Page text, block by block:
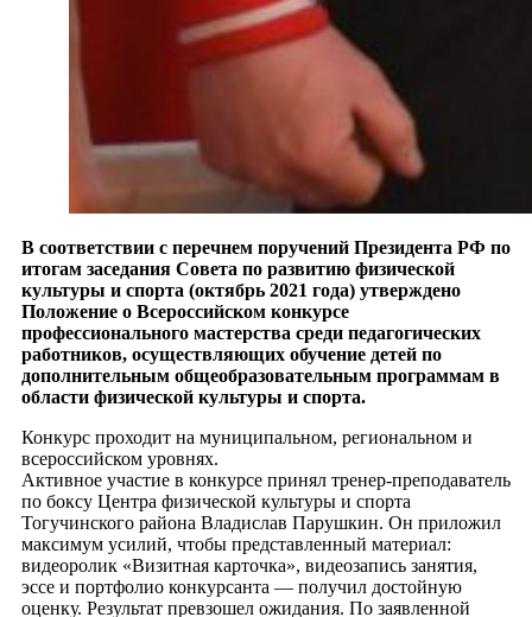
В соответствии с перечнем поручений Президента РФ по
итогам заседания Совета по развитию физической
культуры и спорта (октябрь 2021 года) утверждено
Положение о Всероссийском конкурсе
профессионального мастерства среди педагогических
работников, осуществляющих обучение детей по
дополнительным общеобразовательным программам в
области физической культуры и спорта.
Конкурс проходит на муниципальном, региональном и
всероссийском уровнях.
Активное участие в конкурсе принял тренер-преподаватель
по боксу Центра физической культуры и спорта
Тогучинского района Владислав Парушкин. Он приложил
максимум усилий, чтобы представленный материал:
видеоролик «Визитная карточка», видеозапись занятия,
эссе и портфолио конкурсанта — получил достойную
оценку. Результат превзошел ожидания. По заявленной